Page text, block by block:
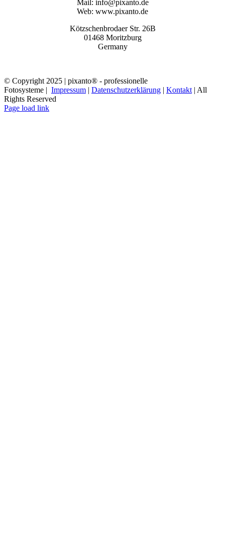
Mail: info@pixanto.de
Web: www.pixanto.de
Kötzschenbrodaer Str. 26B
01468 Moritzburg
Germany
© Copyright 2025 | pixanto® - professionelle
Fotosysteme | Impressum | Datenschutzerklärung | Kontakt | All
Rights Reserved
Page load link